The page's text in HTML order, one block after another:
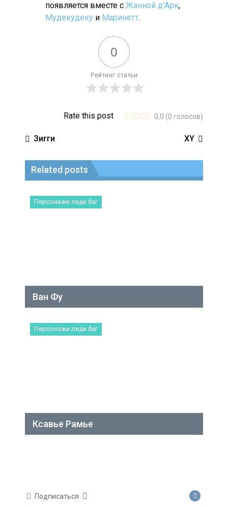
появляется вместе с Жанной д'Арк,
Мудекудеку и Маринетт.
0
Рейтинг статьи
Rate this post 0,0 (0 голосов)
Зигги XY
Related posts
Персонажи леди баг
Ван Фу
Персонажи леди баг
Ксавье Рамье
Подписаться